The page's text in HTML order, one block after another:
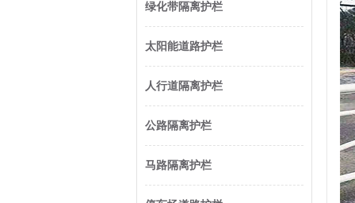
绿化带隔离护栏
太阳能道路护栏
人行道隔离护栏
公路隔离护栏
马路隔离护栏